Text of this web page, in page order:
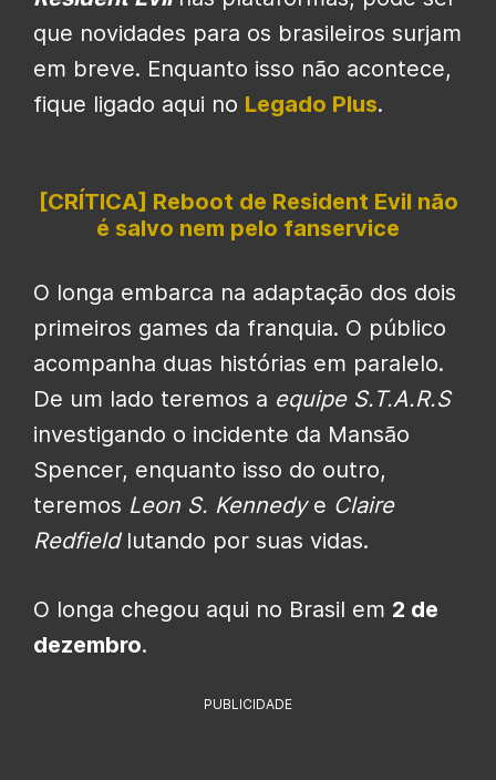
que novidades para os brasileiros surjam
em breve. Enquanto isso não acontece,
fique ligado aqui no Legado Plus.
[CRÍTICA] Reboot de Resident Evil não
é salvo nem pelo fanservice
O longa embarca na adaptação dos dois
primeiros games da franquia. O público
acompanha duas histórias em paralelo.
De um lado teremos a equipe S.T.A.R.S
investigando o incidente da Mansão
Spencer, enquanto isso do outro,
teremos Leon S. Kennedye Claire
Redfieldlutando por suas vidas.
O longa chegou aqui no Brasil em 2 de
dezembro.
PUBLICIDADE